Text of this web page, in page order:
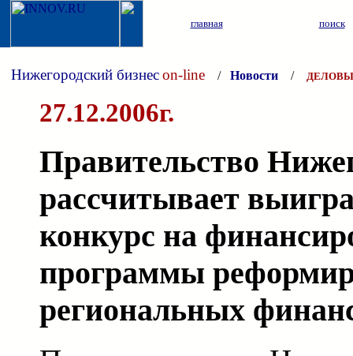
главная поиск
Нижегородский бизнесon-line / Новости /
27.12.2006г.
Правительство
рассчитывает
конкурс на
программы
региональных